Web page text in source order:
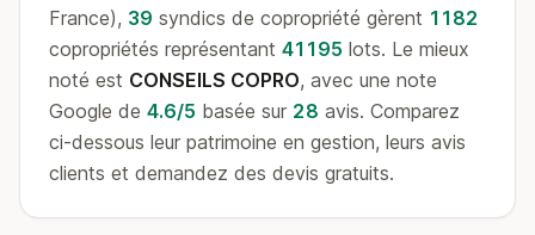
France), 39 syndics de copropriété gèrent 1182
copropriétés représentant 41195 lots. Le mieux
noté est CONSEILS COPRO, avec une note
Google de 4.6/5 basée sur 28 avis. Comparez
ci-dessous leur patrimoine en gestion, leurs avis
clients et demandez des devis gratuits.